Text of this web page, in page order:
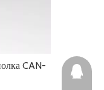
CAN-
24640730